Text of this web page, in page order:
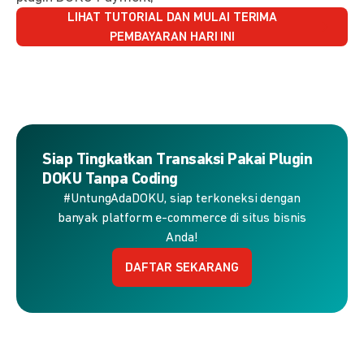
LIHAT TUTORIAL DAN MULAI TERIMA
PEMBAYARAN HARI INI
Siap Tingkatkan Transaksi Pakai Plugin
DOKU Tanpa Coding
#UntungAdaDOKU, siap terkoneksi dengan
banyak platform e-commerce di situs bisnis
Anda!
DAFTAR SEKARANG